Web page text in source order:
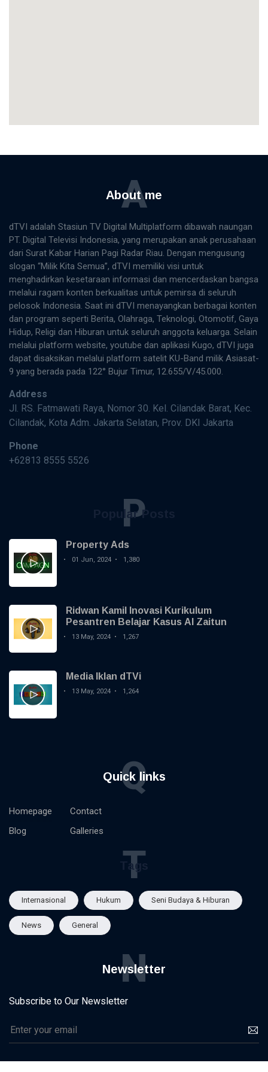
About me
A
dTVI adalah Stasiun TV Digital Multiplatform dibawah naungan
PT. Digital Televisi Indonesia, yang merupakan anak perusahaan
dari Surat Kabar Harian Pagi Radar Riau. Dengan mengusung
slogan “Milik Kita Semua”, dTVI memiliki visi untuk
menghadirkan kesetaraan informasi dan mencerdaskan bangsa
melalui ragam konten berkualitas untuk pemirsa di seluruh
pelosok Indonesia. Saat ini dTVI menayangkan berbagai konten
dan program seperti Berita, Olahraga, Teknologi, Otomotif, Gaya
Hidup, Religi dan Hiburan untuk seluruh anggota keluarga. Selain
melalui platform website, youtube dan aplikasi Kugo, dTVI juga
dapat disaksikan melalui platform satelit KU-Band milik Asiasat-
9 yang berada pada 122° Bujur Timur, 12.655/V/45.000.
Address
Jl. RS. Fatmawati Raya, Nomor 30. Kel. Cilandak Barat, Kec.
Cilandak, Kota Adm. Jakarta Selatan, Prov. DKI Jakarta
Phone
+62813 8555 5526
Popular Posts
P
Property Ads
01 Jun, 2024 1,380
Ridwan Kamil Inovasi Kurikulum
Pesantren Belajar Kasus Al Zaitun
13 May, 2024 1,267
Media Iklan dTVi
13 May, 2024 1,264
Quick links
Q
Homepage
Blog
Contact
Galleries
Tags
T
Internasional Hukum Seni Budaya & Hiburan
News General
Newsletter
N
Subscribe to Our Newsletter